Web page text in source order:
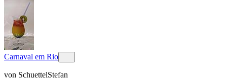
Carnaval em Rio
von SchuettelStefan